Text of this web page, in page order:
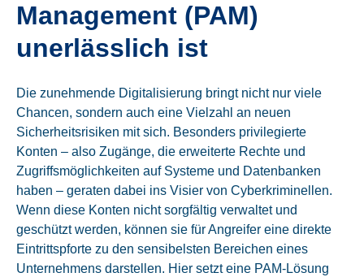
Management (PAM)
unerlässlich ist
Die zunehmende Digitalisierung bringt nicht nur viele
Chancen, sondern auch eine Vielzahl an neuen
Sicherheitsrisiken mit sich. Besonders privilegierte
Konten – also Zugänge, die erweiterte Rechte und
Zugriffsmöglichkeiten auf Systeme und Datenbanken
haben – geraten dabei ins Visier von Cyberkriminellen.
Wenn diese Konten nicht sorgfältig verwaltet und
geschützt werden, können sie für Angreifer eine direkte
Eintrittspforte zu den sensibelsten Bereichen eines
Unternehmens darstellen. Hier setzt eine PAM-Lösung